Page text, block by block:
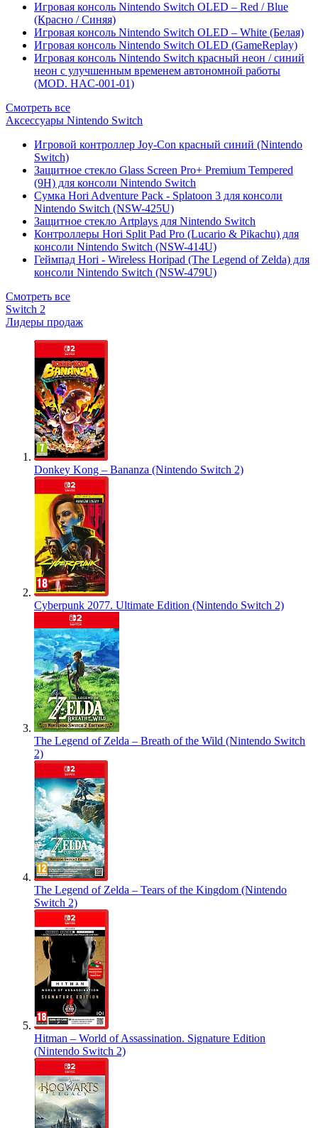
Игровая консоль Nintendo Switch OLED – Red / Blue
(Красно / Синяя)
Игровая консоль Nintendo Switch OLED – White (Белая)
Игровая консоль Nintendo Switch OLED (GameReplay)
Игровая консоль Nintendo Switch красный неон / синий
неон с улучшенным временем автономной работы
(MOD. HAC-001-01)
Смотреть все
Аксессуары Nintendo Switch
Игровой контроллер Joy-Con красный синий (Nintendo
Switch)
Защитное стекло Glass Screen Pro+ Premium Tempered
(9H) для консоли Nintendo Switch
Сумка Hori Adventure Pack - Splatoon 3 для консоли
Nintendo Switch (NSW-425U)
Защитное стекло Artplays для Nintendo Switch
Контроллеры Hori Split Pad Pro (Lucario & Pikachu) для
консоли Nintendo Switch (NSW-414U)
Геймпад Hori - Wireless Horipad (The Legend of Zelda) для
консоли Nintendo Switch (NSW-479U)
Смотреть все
Switch 2
Лидеры продаж
Donkey Kong – Bananza (Nintendo Switch 2)
Cyberpunk 2077. Ultimate Edition (Nintendo Switch 2)
The Legend of Zelda – Breath of the Wild (Nintendo Switch
2)
The Legend of Zelda – Tears of the Kingdom (Nintendo
Switch 2)
Hitman – World of Assassination. Signature Edition
(Nintendo Switch 2)